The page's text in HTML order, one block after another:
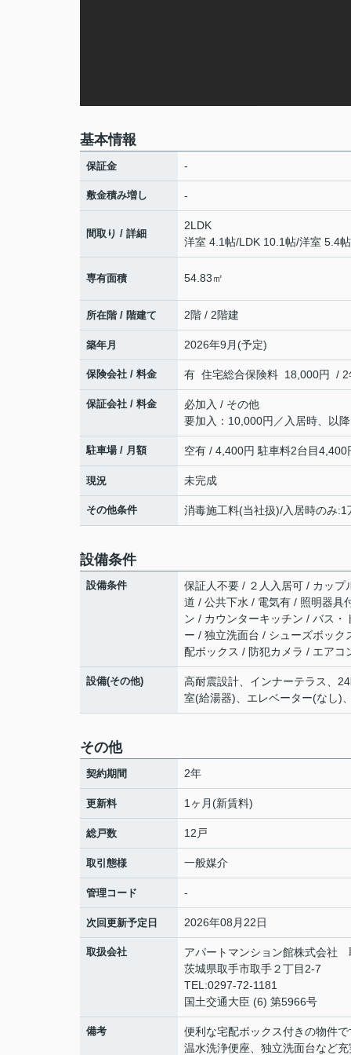
基本情報
保証金 -
敷金積み増し -
間取り / 詳細
2LDK
洋室 4.1帖/LDK 10.1帖/洋室 5.4帖
専有面積 54.83㎡
所在階 / 階建て 2階 / 2階建
築年月 2026年9月(予定)
保険会社 / 料金 有 住宅総合保険料 18,000円 / 2
保証会社 / 料金
必加入 / その他
要加入：10,000円／入居時、以
駐車場 / 月額 空有 / 4,400円 駐車料2台目4,400
現況 未完成
その他条件 消毒施工料(当社扱)/入居時のみ
設備条件
設備条件
保証人不要 / ２人入居可 / カッ
道 / 公共下水 / 電気有 / 照明器具
ン / カウンターキッチン / バス
ー / 独立洗面台 / シューズボッ
配ボックス / 防犯カメラ / エアコ
設備(その他)
高耐震設計、インナーテラス、
室(給湯器)、エレベーター(なし)
その他
契約期間 2年
更新料 1ヶ月(新賃料)
総戸数 12戸
取引態様 一般媒介
管理コード -
次回更新予定日 2026年08月22日
取扱会社
アパートマンション館株式会社
茨城県取手市取手２丁目2-7
TEL:0297-72-1181
国土交通大臣 (6) 第5966号
備考
便利な宅配ボックス付きの物件で
温水洗浄便座、独立洗面台など